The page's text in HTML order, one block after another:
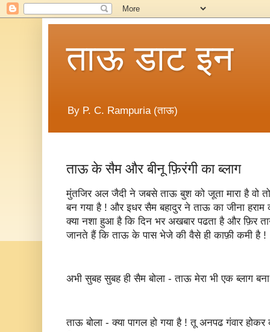
ताऊ डाट इन
By P. C. Rampuria (ताऊ)
ताऊ के सैम और बीनू फ़िरंगी का ब्लाग
मुंतजिर अल जैदी ने जबसे ताऊ बुश को जूता मारा है वो
बन गया है ! और इधर सैम बहादुर ने ताऊ का जीना
क्या नशा हुआ है कि दिन भर अखबार पढता है और फ़िर
जानते हैं कि ताऊ के पास भेजे की वैसे ही काफ़ी कमी है !
अभी सुबह सुबह ही सैम बोला - ताऊ मेरा भी एक ब्लाग
ताऊ बोला - क्या पागल हो गया है ! तू अनपढ गंवार